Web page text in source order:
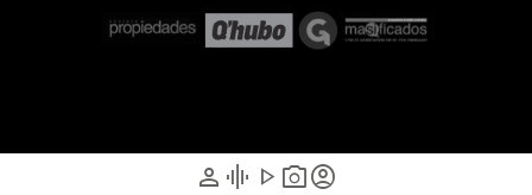
person graphic_eq play_arrow photo_cameraaccount_circle